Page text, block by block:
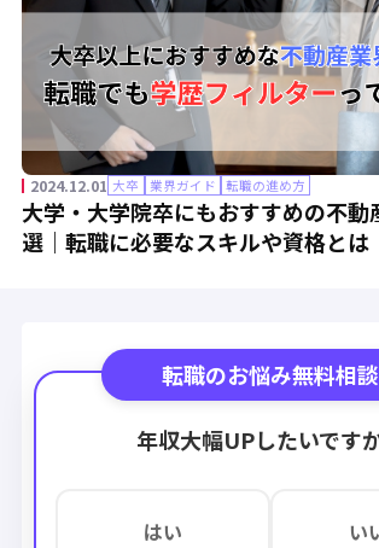
2024.12.01 大卒 業界ガイド 転職の進め方
大学・大学院卒にもおすすめの不動
選｜転職に必要なスキルや資格とは
転職のお悩み無料相談
年収大幅UPしたいです
はい い